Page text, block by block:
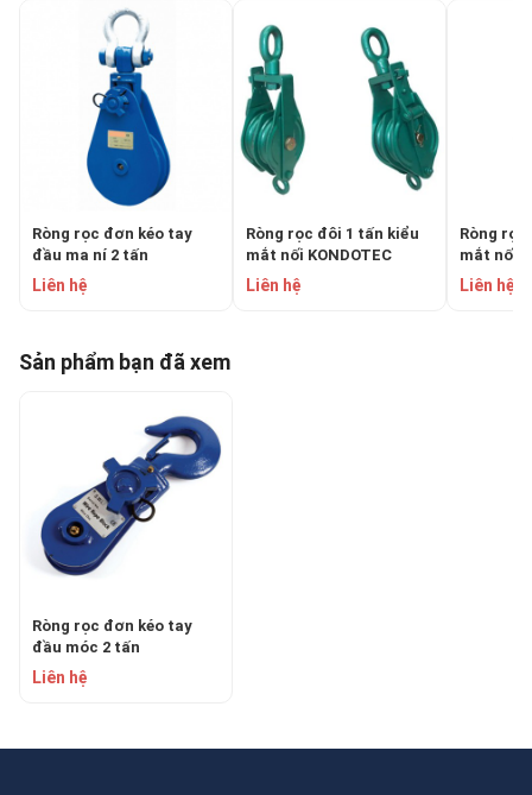
​​​​​​​Ròng rọc đơn kéo tay
đầu ma ní 2 tấn
KONDOTEC LS3”X1
Liên hệ
Ròng rọc đôi 1 tấn kiểu
mắt nối KONDOTEC
100DYx2SO
Liên hệ
Ròng
mắt nối
Liên hệ
Sản phẩm bạn đã xem
​​​​​​​Ròng rọc đơn kéo tay
đầu móc 2 tấn
KONDOTEC LH3”X1
Liên hệ